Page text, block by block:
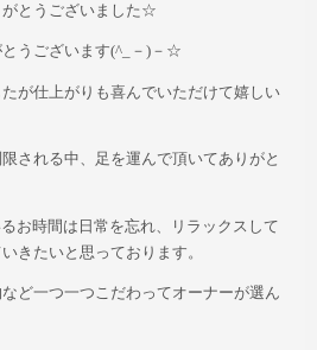
とうございました☆
うございます(^_－)－☆
が仕上がりも喜んでいただけて嬉しい
される中、足を運んで頂いてありがと
お時間は日常を忘れ、リラックスして
きたいと思っております。
ど一つ一つこだわってオーナーが選ん